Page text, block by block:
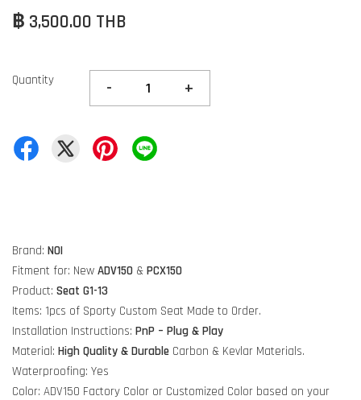
฿ 3,500.00 THB
Quantity - +
Brand: NOI
Fitment for: New ADV150 & PCX150
Product: Seat G1-13
Items: 1pcs of Sporty Custom Seat Made to Order.
Installation Instructions: PnP – Plug & Play
Material: High Quality & Durable Carbon & Kevlar Materials.
Waterproofing: Yes
Color: ADV150 Factory Color or Customized Color based on your